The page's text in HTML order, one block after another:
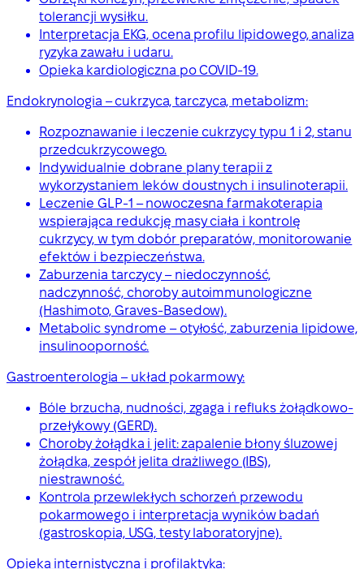
tolerancji wysiłku.
Interpretacja EKG, ocena profilu lipidowego, analiza
ryzyka zawału i udaru.
Opieka kardiologiczna po COVID-19.
Endokrynologia – cukrzyca, tarczyca, metabolizm:
Rozpoznawanie i leczenie cukrzycy typu 1 i 2, stanu
przedcukrzycowego.
Indywidualnie dobrane plany terapii z
wykorzystaniem leków doustnych i insulinoterapii.
Leczenie GLP-1 – nowoczesna farmakoterapia
wspierająca redukcję masy ciała i kontrolę
cukrzycy, w tym dobór preparatów, monitorowanie
efektów i bezpieczeństwa.
Zaburzenia tarczycy – niedoczynność,
nadczynność, choroby autoimmunologiczne
(Hashimoto, Graves-Basedow).
Metabolic syndrome – otyłość, zaburzenia lipidowe,
insulinooporność.
Gastroenterologia – układ pokarmowy:
Bóle brzucha, nudności, zgaga i refluks żołądkowo-
przełykowy (GERD).
Choroby żołądka i jelit: zapalenie błony śluzowej
żołądka, zespół jelita drażliwego (IBS),
niestrawność.
Kontrola przewlekłych schorzeń przewodu
pokarmowego i interpretacja wyników badań
(gastroskopia, USG, testy laboratoryjne).
Opieka internistyczna i profilaktyka: